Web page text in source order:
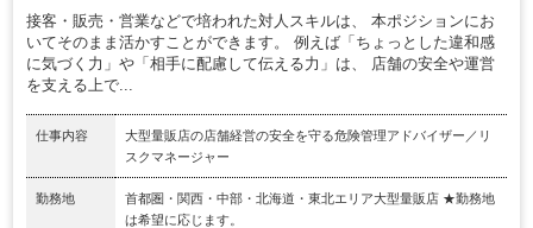
接客・販売・営業などで培われた対人スキルは、 本ポジションにお
いてそのまま活かすことができます。 例えば「ちょっとした違和感
に気づく力」や「相手に配慮して伝える力」は、 店舗の安全や運営
を支える上で...
仕事内容
大型量販店の店舗経営の安全を守る危険管理アドバイザー／リ
スクマネージャー
勤務地
首都圏・関西・中部・北海道・東北エリア大型量販店 ★勤務地
は希望に応じます。